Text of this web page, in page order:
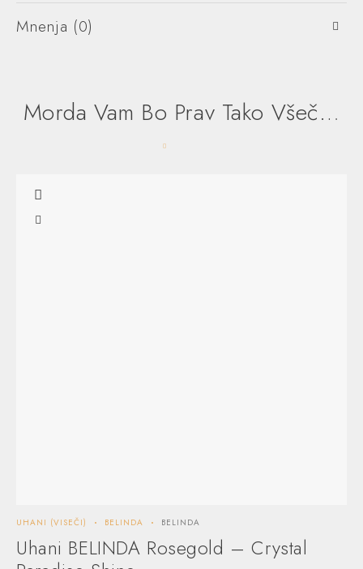
Mnenja (0)
Morda Vam Bo Prav Tako Všeč…
UHANI (VISEČI) BELINDA BELINDA
Uhani BELINDA Rosegold – Crystal